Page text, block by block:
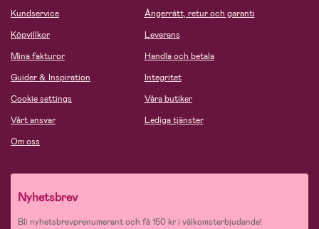
Kundservice
Köpvillkor
Mina fakturor
Guider & Inspiration
Cookie settings
Vårt ansvar
Om oss
Ångerrätt, retur och garanti
Leverans
Handla och betala
Integritet
Våra butiker
Lediga tjänster
Nyhetsbrev
Bli nyhetsbrevprenumerant och få 150 kr i välkomsterbjudande!